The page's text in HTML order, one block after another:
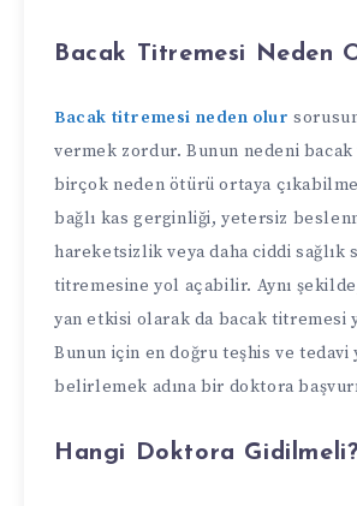
Bacak Titremesi Neden
Bacak titremesi neden olur
vermek zordur. Bunun nedeni
birçok neden ötürü ortaya
bağlı kas gerginliği, yetersiz
hareketsizlik veya daha ciddi sağlık
titremesine yol açabilir. Aynı
yan etkisi olarak da bacak titremesi
Bunun için en doğru teşhis ve tedavi
belirlemek adına bir doktora
Hangi Doktora Gidilmeli?